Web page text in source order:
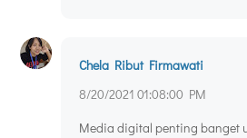
Chela Ribut Firmawati
8/20/2021 01:08:00 PM
Media digital penting banget